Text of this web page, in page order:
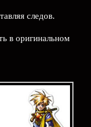
следов.
в оригинальном